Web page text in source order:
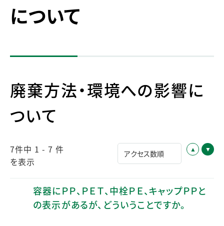
について
廃棄方法・環境への影響に
ついて
7件中 1 - 7 件
を表示
容器にＰＰ、ＰＥＴ、中栓ＰＥ、キャップＰＰと
の表示があるが、どういうことですか。